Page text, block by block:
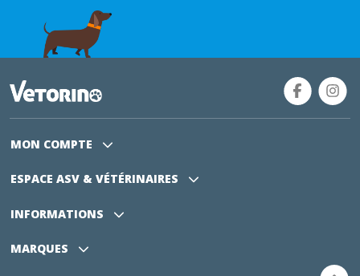
MON COMPTE
ESPACE ASV & VÉTÉRINAIRES
INFORMATIONS
MARQUES